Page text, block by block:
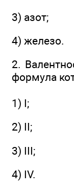
3) азот;
4) железо.
2.
формула
1) I;
2) II;
3) III;
4) IV.